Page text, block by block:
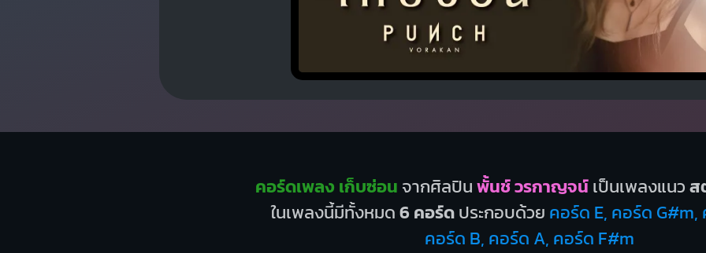
คอร์ดเพลง เก็บซ่อน จากศิลปินพั้นช์ วรกาญจน์เป็นเพลงแนวส
ในเพลงนี้มีทั้งหมด6 คอร์ดประกอบด้วย คอร์ด E, คอร์ด G#m,
คอร์ด B, คอร์ด A, คอร์ด F#m